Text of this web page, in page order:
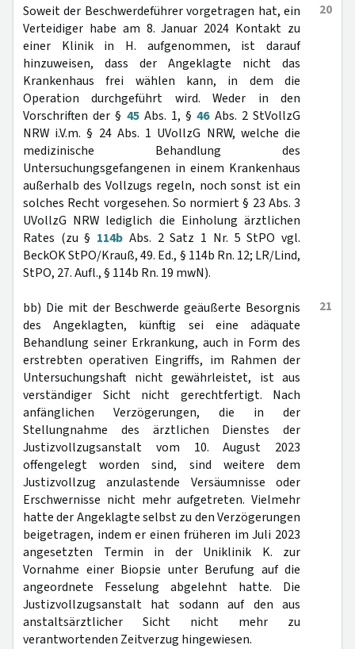
20
Soweit der Beschwerdeführer vorgetragen hat, ein
Verteidiger habe am 8. Januar 2024 Kontakt zu
einer Klinik in H. aufgenommen, ist darauf
hinzuweisen, dass der Angeklagte nicht das
Krankenhaus frei wählen kann, in dem die
Operation durchgeführt wird. Weder in den
Vorschriften der § 45Abs. 1, §46Abs. 2 StVollzG
NRW i.V.m. § 24 Abs. 1 UVollzG NRW, welche die
medizinische Behandlung des
Untersuchungsgefangenen in einem Krankenhaus
außerhalb des Vollzugs regeln, noch sonst ist ein
solches Recht vorgesehen. So normiert § 23 Abs. 3
UVollzG NRW lediglich die Einholung ärztlichen
Rates (zu § 114b Abs. 2 Satz 1 Nr. 5 StPO vgl.
BeckOK StPO/Krauß, 49. Ed., § 114b Rn. 12; LR/Lind,
StPO, 27. Aufl., § 114b Rn. 19 mwN).
21
bb) Die mit der Beschwerde geäußerte Besorgnis
des Angeklagten, künftig sei eine adäquate
Behandlung seiner Erkrankung, auch in Form des
erstrebten operativen Eingriffs, im Rahmen der
Untersuchungshaft nicht gewährleistet, ist aus
verständiger Sicht nicht gerechtfertigt. Nach
anfänglichen Verzögerungen, die in der
Stellungnahme des ärztlichen Dienstes der
Justizvollzugsanstalt vom 10. August 2023
offengelegt worden sind, sind weitere dem
Justizvollzug anzulastende Versäumnisse oder
Erschwernisse nicht mehr aufgetreten. Vielmehr
hatte der Angeklagte selbst zu den Verzögerungen
beigetragen, indem er einen früheren im Juli 2023
angesetzten Termin in der Uniklinik K. zur
Vornahme einer Biopsie unter Berufung auf die
angeordnete Fesselung abgelehnt hatte. Die
Justizvollzugsanstalt hat sodann auf den aus
anstaltsärztlicher Sicht nicht mehr zu
verantwortenden Zeitverzug hingewiesen.